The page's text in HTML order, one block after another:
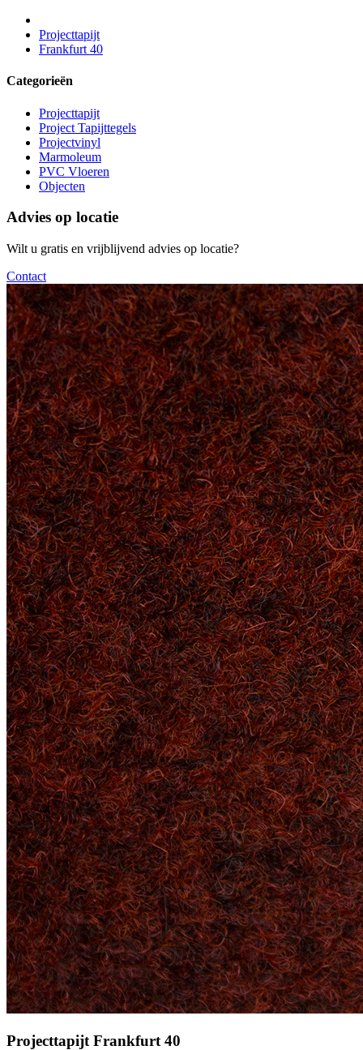
Projecttapijt
Frankfurt 40
Categorieën
Projecttapijt
Project Tapijttegels
Projectvinyl
Marmoleum
PVC Vloeren
Objecten
Advies op locatie
Wilt u gratis en vrijblijvend advies op locatie?
Contact
Projecttapijt Frankfurt 40